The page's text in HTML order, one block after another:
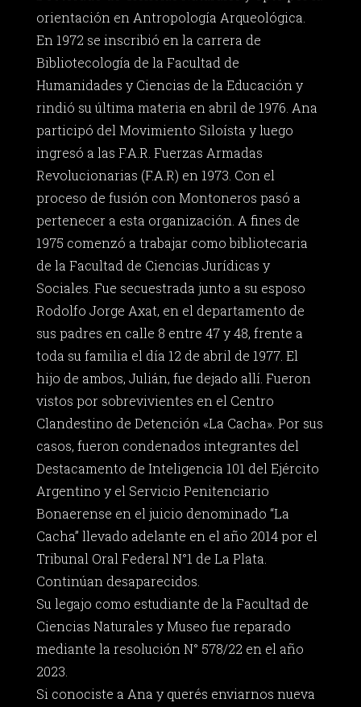
orientación en Antropología Arqueológica.
En 1972 se inscribió en la carrera de
Bibliotecología de la Facultad de
Humanidades y Ciencias de la Educación y
rindió su última materia en abril de 1976. Ana
participó del Movimiento Siloísta y luego
ingresó a las F.A.R. Fuerzas Armadas
Revolucionarias (F.A.R) en 1973. Con el
proceso de fusión con Montoneros pasó a
pertenecer a esta organización. A fines de
1975 comenzó a trabajar como bibliotecaria
de la Facultad de Ciencias Jurídicas y
Sociales. Fue secuestrada junto a su esposo
Rodolfo Jorge Axat, en el departamento de
sus padres en calle 8 entre 47 y 48, frente a
toda su familia el día 12 de abril de 1977. El
hijo de ambos, Julián, fue dejado allí. Fueron
vistos por sobrevivientes en el Centro
Clandestino de Detención «La Cacha». Por sus
casos, fueron condenados integrantes del
Destacamento de Inteligencia 101 del Ejército
Argentino y el Servicio Penitenciario
Bonaerense en el juicio denominado “La
Cacha” llevado adelante en el año 2014 por el
Tribunal Oral Federal N°1 de La Plata.
Continúan desaparecidos.
Su legajo como estudiante de la Facultad de
Ciencias Naturales y Museo fue reparado
mediante la resolución N° 578/22 en el año
2023.
Si conociste a Ana y querés enviarnos nueva